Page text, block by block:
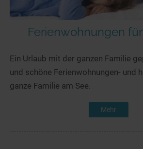
Ferienwohnungen
Ein Urlaub mit der ganzen Familie
und schöne Ferienwohnungen- und
ganze Familie am See.
Mehr